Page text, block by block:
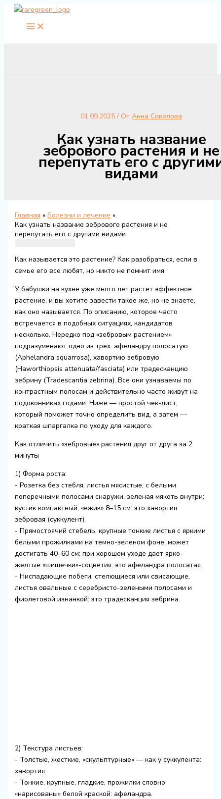
Перейти
содержимому
01.09.2025 / От Анна Соколова
Как узнать название
зебрового растения и не
перепутать его с
видами
Главная
Болезни и лечение
Как узнать название зебрового растения и не
перепутать его с другими видами
Как называется это растение? Как разобраться, если в
семье его все любят, но никто не помнит имя
У бабушки на кухне уже много лет растет эффектное
растение, и вы хотите завести такое же, но не знаете,
как оно называется. По описанию, которое часто
встречается в подобных ситуациях, кандидатов
несколько. Нередко под «зебровым растением»
подразумевают одно из трех: афеландру полосатую
(Aphelandra squarrosa), хавортию зебровую
(Haworthiopsis attenuata/fasciata) или традесканцию
зебрину (Tradescantia zebrina). Все они узнаваемы по
контрастным полосам и действительно часто живут на
подоконниках годами. Ниже — простой чек-лист,
который поможет точно определить вид, а затем —
краткая шпаргалка по уходу для каждого.
Как отличить «зебровые» растения друг от друга за 2
минуты
1) Форма роста:
- Розетка без стебля, листья мясистые, с белыми
поперечными полосами снаружи, зеленая мякоть внутри;
кустик компактный, «ежик» 8–15 см: это хавортия
зебровая (суккулент).
- Прямостоячий стебель, крупные тонкие листья с яркими
белыми прожилками на темно-зеленом фоне, может
достигать 40–60 см; при хорошем уходе дает ярко-
желтые «шишечки»-соцветия: это афеландра полосатая.
- Ниспадающие побеги, стелющиеся или свисающие,
листья овальные с серебристо-зелеными полосами и
фиолетовой изнанкой: это традесканция зебрина.
2) Текстура листьев:
- Толстые, жесткие, «скульптурные» — как у суккулента:
хавортия.
- Тонкие, крупные, гладкие, прожилки словно
«нарисованы» белой краской: афеландра.